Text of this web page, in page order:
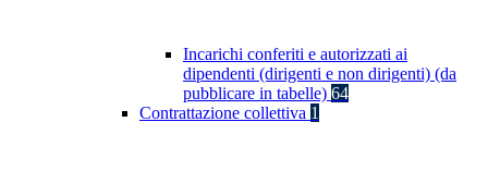
Incarichi conferiti e autorizzati ai
dipendenti (dirigenti e non dirigenti) (da
pubblicare in tabelle) 64
Contrattazione collettiva 1